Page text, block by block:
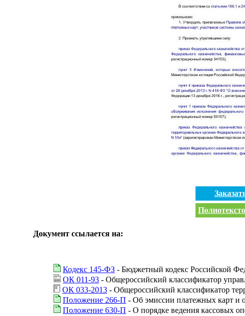
Документ ссылается на:
Кодекс 145-ФЗ - Бюджетный кодекс Российской
ОК 011-93 - Общероссийский классификатор
ОК 033-2013 - Общероссийский классификатор
Положение 266-П - Об эмиссии платежных карт и
Положение 630-П - О порядке ведения кассовых